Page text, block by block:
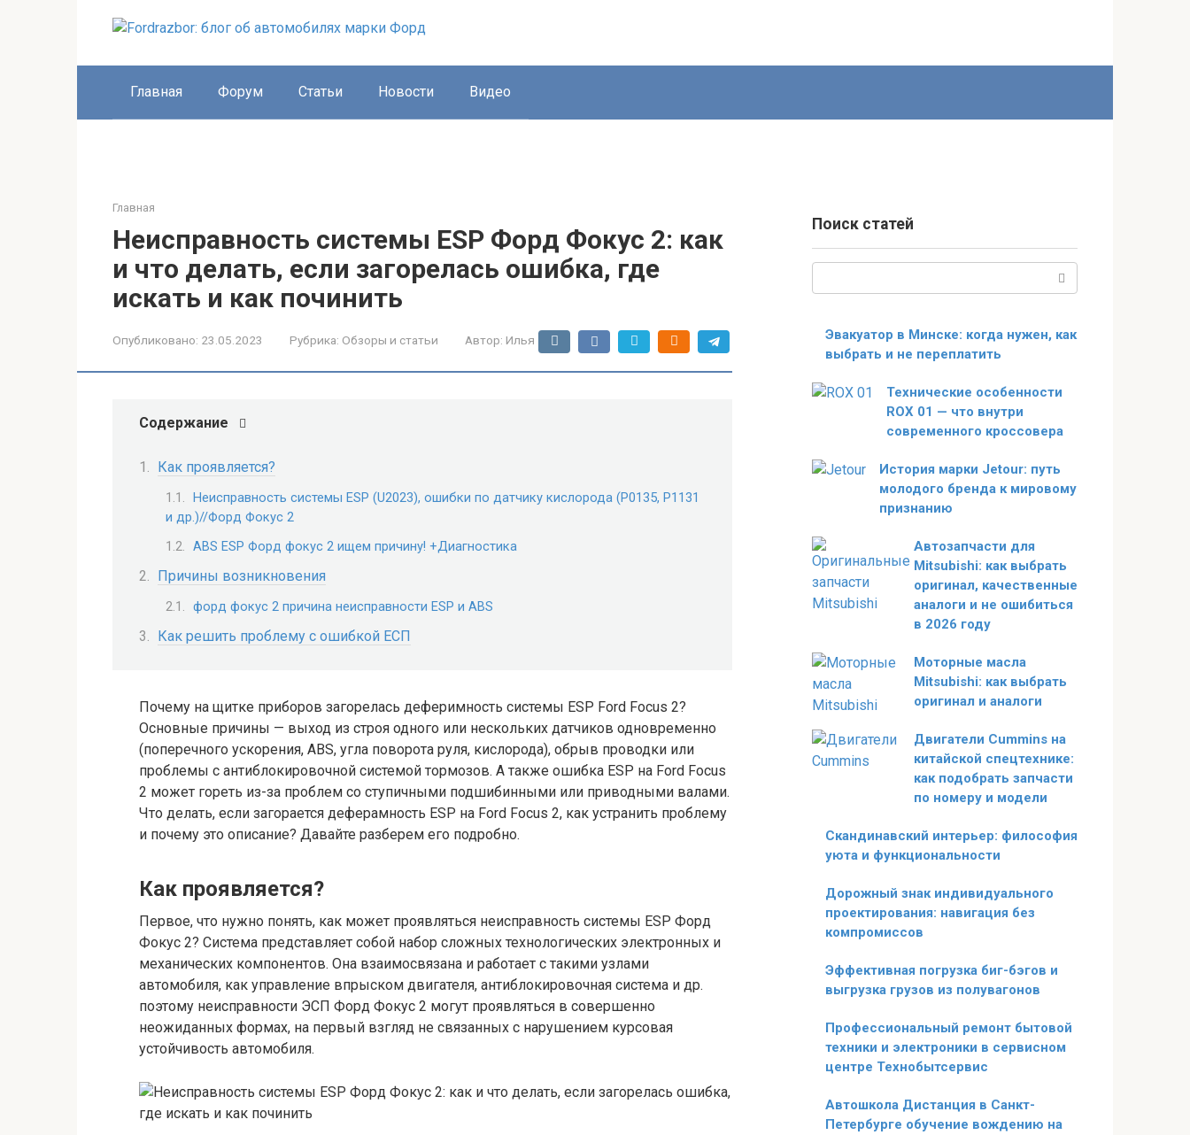
Главная Форум Статьи Новости Видео
Главная
Неисправность системы ESP Форд Фокус 2: как
и что делать, если загорелась ошибка, где
искать и как починить
Опубликовано: 23.05.2023 Рубрика: Обзоры и статьи Автор: Илья
Содержание
Как проявляется?
Неисправность системы ESP (U2023), ошибки по датчику кислорода (P0135, P1131
и др.)//Форд Фокус 2
ABS ESP Форд фокус 2 ищем причину! +Диагностика
Причины возникновения
форд фокус 2 причина неисправности ESP и ABS
Как решить проблему с ошибкой ЕСП
Почему на щитке приборов загорелась деферимность системы ESP Ford Focus 2?
Основные причины — выход из строя одного или нескольких датчиков одновременно
(поперечного ускорения, ABS, угла поворота руля, кислорода), обрыв проводки или
проблемы с антиблокировочной системой тормозов. А также ошибка ESP на Ford Focus
2 может гореть из-за проблем со ступичными подшибинными или приводными валами.
Что делать, если загорается деферамность ESP на Ford Focus 2, как устранить проблему
и почему это описание? Давайте разберем его подробно.
Как проявляется?
Первое, что нужно понять, как может проявляться неисправность системы ESP Форд
Фокус 2? Система представляет собой набор сложных технологических электронных и
механических компонентов. Она взаимосвязана и работает с такими узлами
автомобиля, как управление впрыском двигателя, антиблокировочная система и др.
поэтому неисправности ЭСП Форд Фокус 2 могут проявляться в совершенно
неожиданных формах, на первый взгляд не связанных с нарушением курсовая
устойчивость автомобиля.
Поиск статей
Эвакуатор в Минске: когда нужен, как
выбрать и не переплатить
Технические особенности
ROX 01 — что внутри
современного кроссовера
История марки Jetour: путь
молодого бренда к мировому
признанию
Автозапчасти для
Mitsubishi: как выбрать
оригинал, качественные
аналоги и не ошибиться
в 2026 году
Моторные масла
Mitsubishi: как выбрать
оригинал и аналоги
Двигатели Cummins на
китайской спецтехнике:
как подобрать запчасти
по номеру и модели
Скандинавский интерьер: философия
уюта и функциональности
Дорожный знак индивидуального
проектирования: навигация без
компромиссов
Эффективная погрузка биг-бэгов и
выгрузка грузов из полувагонов
Профессиональный ремонт бытовой
техники и электроники в сервисном
центре Технобытсервис
Автошкола Дистанция в Санкт-
Петербурге обучение вождению на